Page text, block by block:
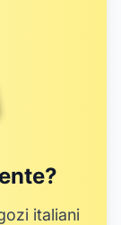
italiani